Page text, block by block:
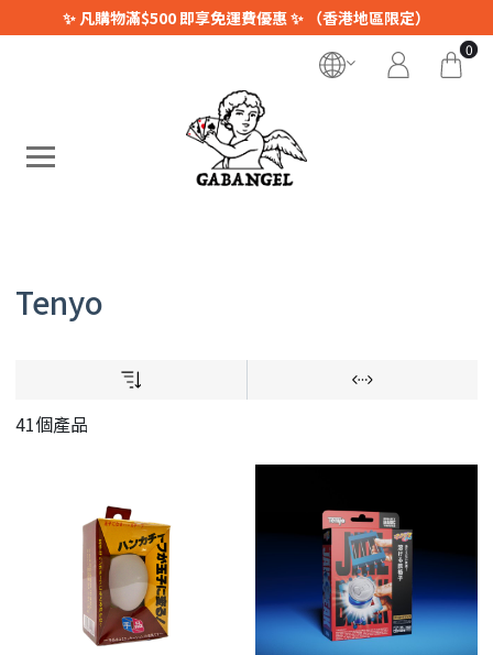
✨ 凡購物滿$500 即享免運費優惠 ✨ （香港地區限定）
0
Tenyo
41個產品